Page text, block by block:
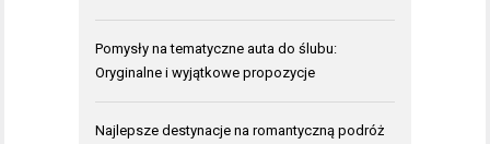
Pomysły na tematyczne auta do ślubu:
Oryginalne i wyjątkowe propozycje
Najlepsze destynacje na romantyczną podróż